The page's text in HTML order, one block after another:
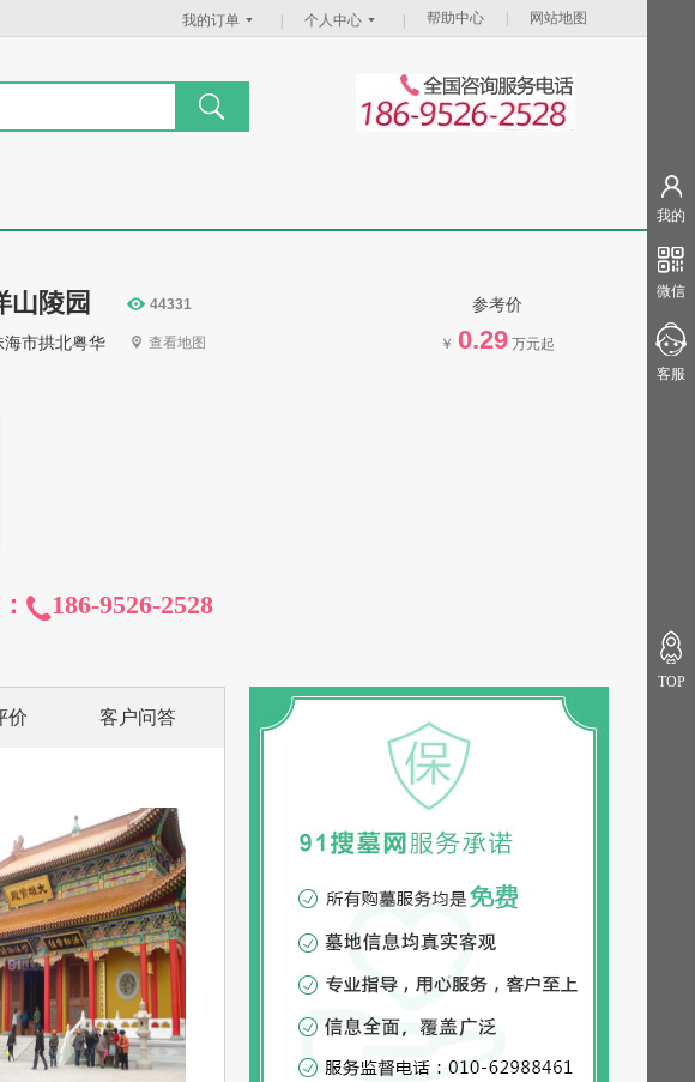
我的订单 个人中心 帮助中心 网站地图
山陵园 44331
海市拱北粤华 查看地图
参考价
￥ 0.29 万元起
186-9526-2528
价 客户问答
我的
微信
客服
TOP